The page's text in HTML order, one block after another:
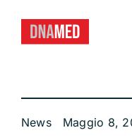
contenuto
VERSIONE PER
News Maggio 8,